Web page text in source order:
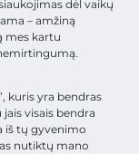
dėl vaikų
– amžiną
mes kartu
kuris yra bendras
visais bendra
iš tų gyvenimo
nutiktų mano